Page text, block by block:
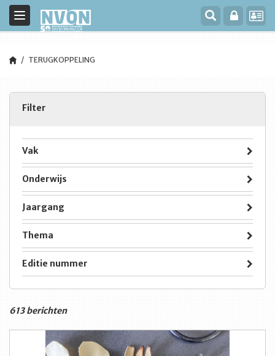
Toggle
navigation
TERUGKOPPELING
Filter
Vak
Onderwijs
Jaargang
Thema
Editie nummer
613 berichten